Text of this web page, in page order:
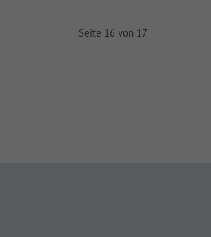
Seite 16 von 17